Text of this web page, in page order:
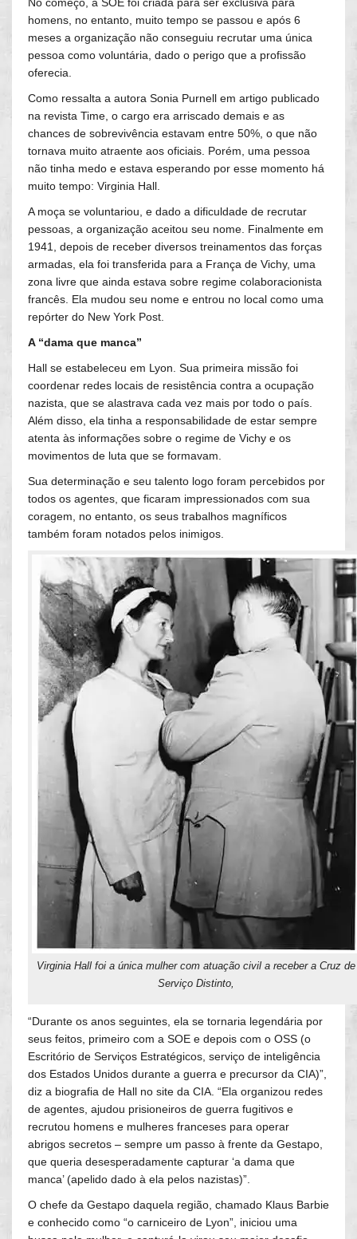
homens, no entanto, muito tempo se passou e após 6
meses a organização não conseguiu recrutar uma única
pessoa como voluntária, dado o perigo que a profissão
oferecia.
Como ressalta a autora Sonia Purnell em artigo publicado
na revista Time, o cargo era arriscado demais e as
chances de sobrevivência estavam entre 50%, o que não
tornava muito atraente aos oficiais. Porém, uma pessoa
não tinha medo e estava esperando por esse momento há
muito tempo: Virginia Hall.
A moça se voluntariou, e dado a dificuldade de recrutar
pessoas, a organização aceitou seu nome. Finalmente em
1941, depois de receber diversos treinamentos das forças
armadas, ela foi transferida para a França de Vichy, uma
zona livre que ainda estava sobre regime colaboracionista
francês. Ela mudou seu nome e entrou no local como uma
repórter do New York Post.
A “dama que manca”
Hall se estabeleceu em Lyon. Sua primeira missão foi
coordenar redes locais de resistência contra a ocupação
nazista, que se alastrava cada vez mais por todo o país.
Além disso, ela tinha a responsabilidade de estar sempre
atenta às informações sobre o regime de Vichy e os
movimentos de luta que se formavam.
Sua determinação e seu talento logo foram percebidos por
todos os agentes, que ficaram impressionados com sua
coragem, no entanto, os seus trabalhos magníficos
também foram notados pelos inimigos.
Virginia Hall foi a única mulher com atuação civil a receber a Cruz de
Serviço Distinto,
“Durante os anos seguintes, ela se tornaria legendária por
seus feitos, primeiro com a SOE e depois com o OSS (o
Escritório de Serviços Estratégicos, serviço de inteligência
dos Estados Unidos durante a guerra e precursor da CIA)”,
diz a biografia de Hall no site da CIA. “Ela organizou redes
de agentes, ajudou prisioneiros de guerra fugitivos e
recrutou homens e mulheres franceses para operar
abrigos secretos – sempre um passo à frente da Gestapo,
que queria desesperadamente capturar ‘a dama que
manca’ (apelido dado à ela pelos nazistas)”.
O chefe da Gestapo daquela região, chamado Klaus Barbie
e conhecido como “o carniceiro de Lyon”, iniciou uma